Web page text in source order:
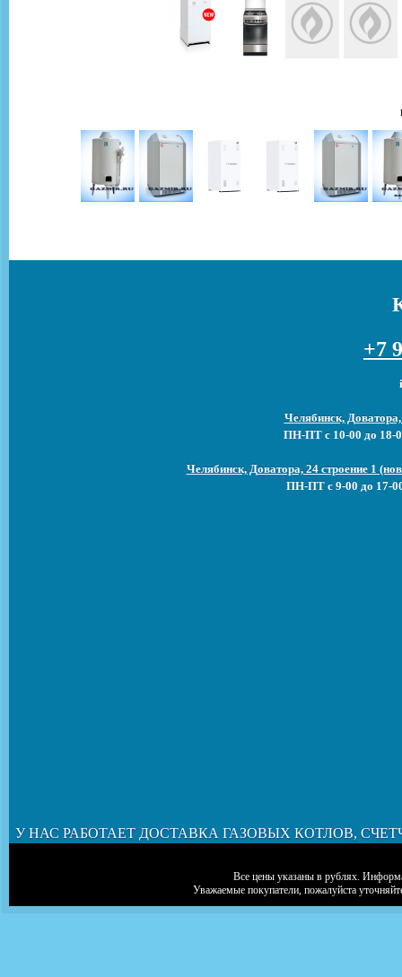
+7
Челябинск,
ПН-ПТ с 10-00 до 18-
Челябинск, Доватора, 24 строение 1
ПН-ПТ с 9-00 до 17-
У НАС РАБОТАЕТ ДОСТАВКА ГАЗОВЫХ КОТЛОВ,
Все цены указаны в рублях.
Уважаемые покупатели, пожалуйста